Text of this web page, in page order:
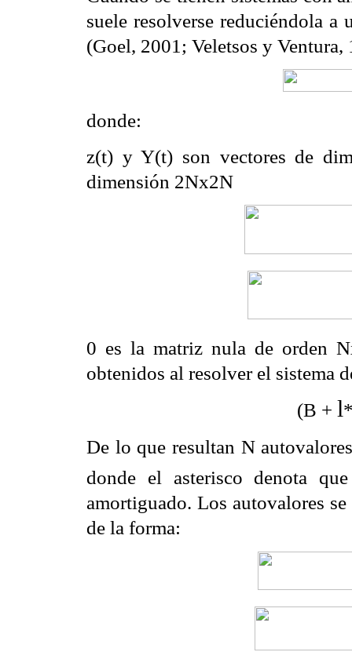
suele resolverse reduciéndola a
(Goel, 2001; Veletsos y Ventura,
donde:
z(t) y Y(t) son vectores de
dimensión 2Nx2N
0 es la matriz nula de orden
obtenidos al resolver el sistema
(B + l
De lo que resultan N
donde el asterisco denota
amortiguado. Los autovalores se
de la forma: